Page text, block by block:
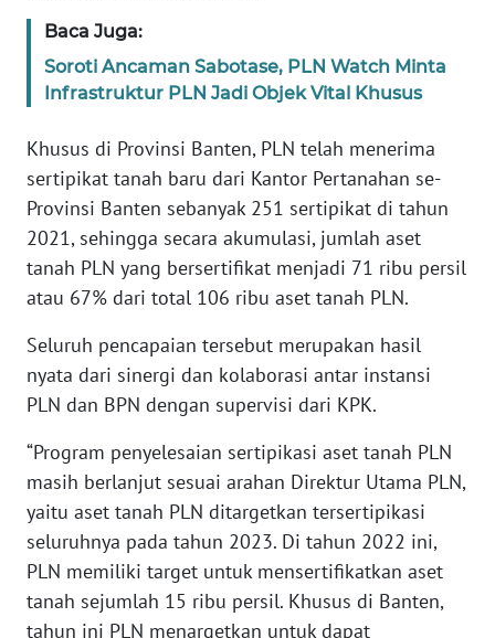
Baca Juga:
Soroti Ancaman Sabotase, PLN Watch Minta
Infrastruktur PLN Jadi Objek Vital Khusus
Khusus di Provinsi Banten, PLN telah menerima
sertipikat tanah baru dari Kantor Pertanahan se-
Provinsi Banten sebanyak 251 sertipikat di tahun
2021, sehingga secara akumulasi, jumlah aset
tanah PLN yang bersertifikat menjadi 71 ribu persil
atau 67% dari total 106 ribu aset tanah PLN.
Seluruh pencapaian tersebut merupakan hasil
nyata dari sinergi dan kolaborasi antar instansi
PLN dan BPN dengan supervisi dari KPK.
“Program penyelesaian sertipikasi aset tanah PLN
masih berlanjut sesuai arahan Direktur Utama PLN,
yaitu aset tanah PLN ditargetkan tersertipikasi
seluruhnya pada tahun 2023. Di tahun 2022 ini,
PLN memiliki target untuk mensertifikatkan aset
tanah sejumlah 15 ribu persil. Khusus di Banten,
tahun ini PLN menargetkan untuk dapat
WN
RIAU
WN
JAMBI
WN
SULTRA
WN
NTB
SULTENG
WN
SULBAR
WN
BABEL